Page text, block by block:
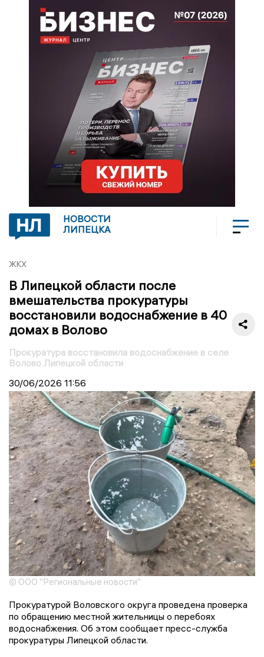
НОВОСТИ
ЛИПЕЦКА
ЖКХ
В Липецкой области после
вмешательства прокуратуры
восстановили водоснабжение в 40
домах в Волово
Прокуратура восстановила водоснабжение в селе
Волово Липецкой области
30/06/2026 11:56
© ООО "Региональные новости"
Прокуратурой Воловского округа проведена проверка
по обращению местной жительницы о перебоях
водоснабжения. Об этом сообщает пресс-служба
прокуратуры Липецкой области.